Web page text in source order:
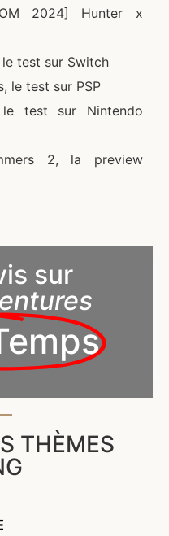
2024] Hunter x
test sur Switch
le test sur PSP
test sur Nintendo
2, la preview
sur
THÈMES